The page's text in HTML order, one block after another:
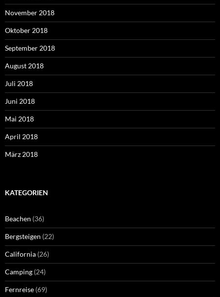
November 2018
Oktober 2018
September 2018
August 2018
Juli 2018
Juni 2018
Mai 2018
April 2018
März 2018
KATEGORIEN
Beachen (36)
Bergsteigen (22)
California (26)
Camping (24)
Fernreise (69)